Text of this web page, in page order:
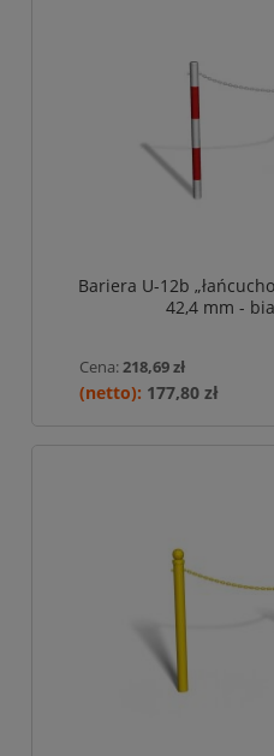
Bariera U-12b
42,4 mm -
Cena: 218,69 zł
177,80 zł